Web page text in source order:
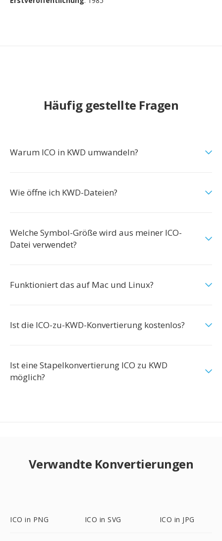
Häufig gestellte Fragen
Warum ICO in KWD umwandeln?
Wie öffne ich KWD-Dateien?
Welche Symbol-Größe wird aus meiner ICO-
Datei verwendet?
Funktioniert das auf Mac und Linux?
Ist die ICO-zu-KWD-Konvertierung kostenlos?
Ist eine Stapelkonvertierung ICO zu KWD
möglich?
Verwandte Konvertierungen
ICO in PNG ICO in SVG ICO in JPG